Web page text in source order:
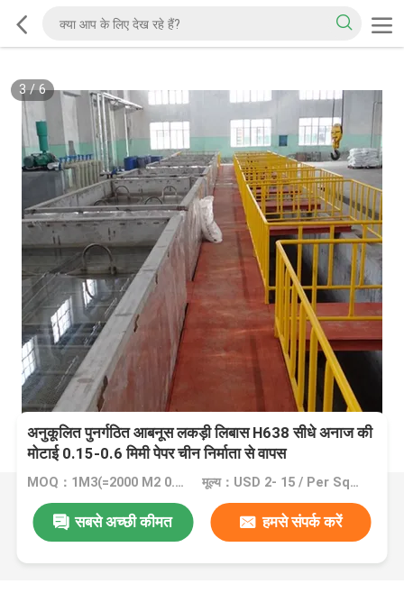
3/6
अनुकूलित पुनर्गठित आबनूस लकड़ी लिबास H638 सीधे अनाज की
मोटाई 0.15-0.6 मिमी पेपर चीन निर्माता से वापस
MOQ：1M3(=2000 M2 0.5mm लिबास) मूल्य：USD 2- 15 / Per Square Meter (M2)
सबसे अच्छी कीमत हमसे संपर्क करें